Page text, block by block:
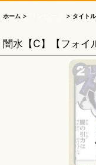
ホーム > > タイト
闇水【C】【フォイ